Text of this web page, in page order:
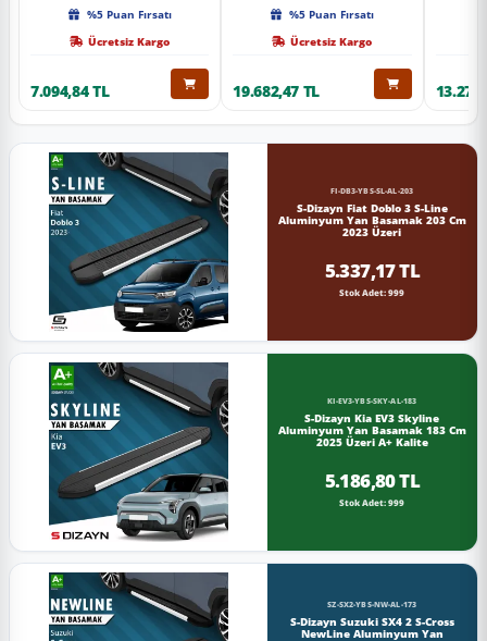
%5 Puan Fırsatı
Ücretsiz Kargo
7.094,84 TL
%5 Puan Fırsatı
Ücretsiz Kargo
19.682,47 TL
FI-DB3-YBS-SL-AL-203
S-Dizayn Fiat Doblo 3 S-Line
Aluminyum Yan Basamak 203 Cm
2023 Üzeri
5.337,17 TL
Stok Adet: 999
KI-EV3-YBS-SKY-AL-183
S-Dizayn Kia EV3 Skyline
Aluminyum Yan Basamak 183 Cm
2025 Üzeri A+ Kalite
5.186,80 TL
Stok Adet: 999
SZ-SX2-YBS-NW-AL-173
S-Dizayn Suzuki SX4 2 S-Cross
NewLine Aluminyum Yan